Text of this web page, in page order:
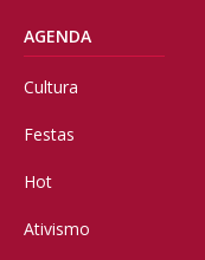
AGENDA
Cultura
Festas
Hot
Ativismo